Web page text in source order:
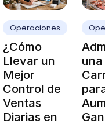
Operaciones
¿Cómo
Llevar un
Mejor
Control de
Ventas
Diarias en
una